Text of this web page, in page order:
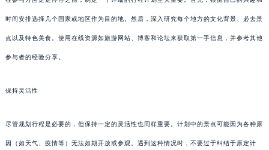
时间安排选择几个国家或地区作为目的地。然后，深入研究每个地方的文化背景、必去景
点以及特色美食。使用在线资源如旅游网站、博客和论坛来获取第一手信息，并参考其他
参与者的经验分享。
保持灵活性
尽管规划行程是必要的，但保持一定的灵活性也同样重要。计划中的景点可能因为各种原
因（如天气、疫情等）无法如期开放或参观。遇到这种情况时，不要过于纠结于原定计